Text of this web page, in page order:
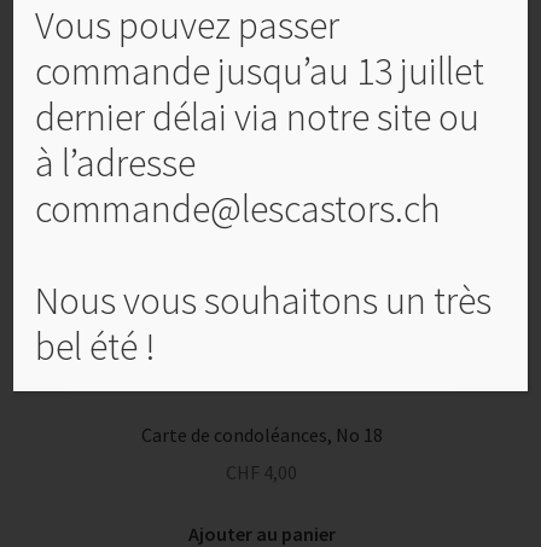
Produits similaires
Carte de condoléances, No 18
CHF 4,00
Ajouter au panier
Vous pouvez passer
commande jusqu’au 13 juillet
dernier délai via notre site ou
à l’adresse
commande@lescastors.ch
Nous vous souhaitons un très
bel été !